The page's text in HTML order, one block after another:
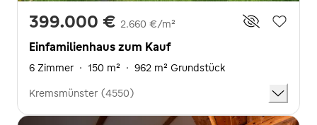
399.000 € 2.660 €/m²
Einfamilienhaus zum Kauf
6 Zimmer · 150 m² · 962 m² Grundstück
Kremsmünster (4550)